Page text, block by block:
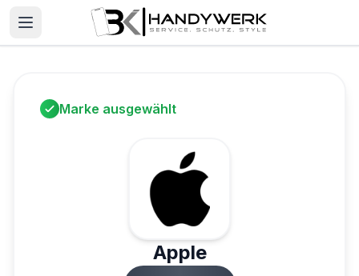
Marke ausgewählt
Apple